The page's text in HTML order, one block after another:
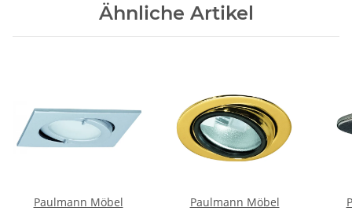
Ähnliche Artikel
Paulmann Möbel
Paulmann Möbel